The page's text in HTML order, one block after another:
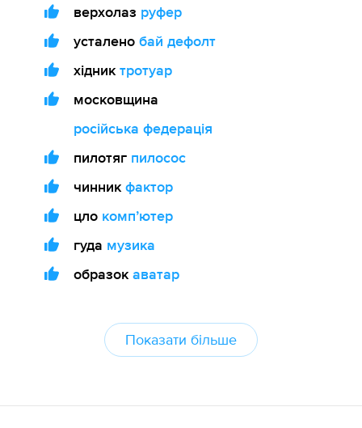
верхолаз руфер
усталено бай дефолт
хідник тротуар
московщина
російська федерація
пилотяг пилосос
чинник фактор
цло компʼютер
гуда музика
образок аватар
Показати більше